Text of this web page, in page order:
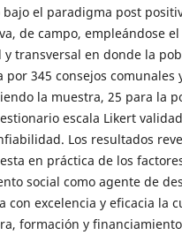
el paradigma post
de campo, empleándose
transversal en donde la
por 345 consejos comunales
la muestra, 25 para la
escala Likert
Los resultados
en práctica de los
social como agente de
con excelencia y eficacia la
formación y